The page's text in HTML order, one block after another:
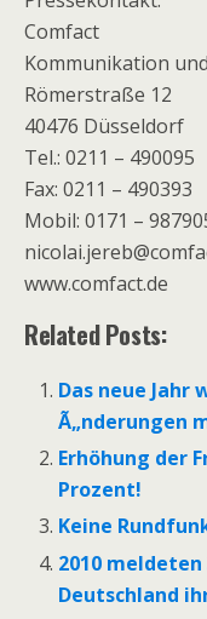
Comfact
Kommunikation
Römerstraße 12
40476 Düsseldorf
Tel.: 0211 – 490095
Fax: 0211 – 490393
Mobil: 0171 –
www.comfact.de
Related Posts:
Das neue Jahr
Ã„nderungen
Erhöhung der
Prozent!
Keine
2010
Deutschland